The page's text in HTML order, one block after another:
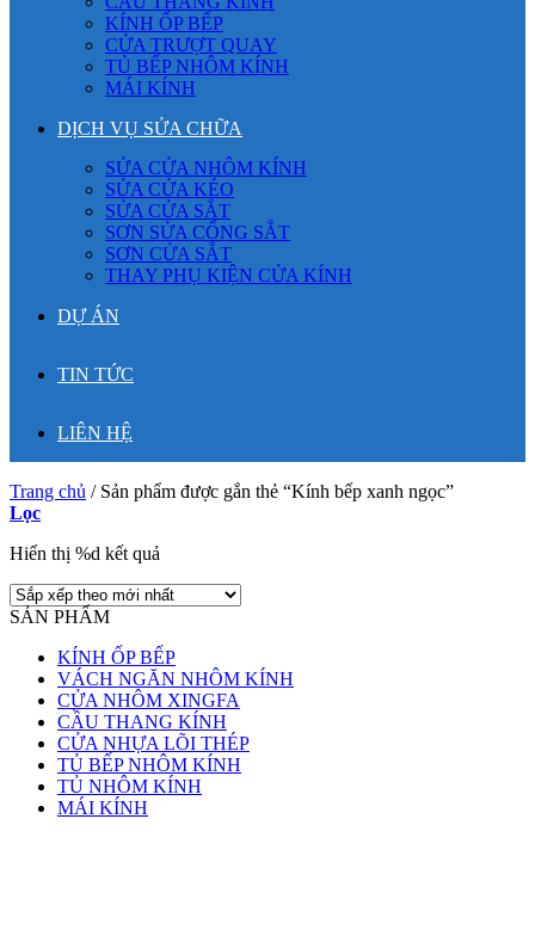
KÍNH ỐP BẾP
CỬA TRƯỢT QUAY
TỦ BẾP NHÔM KÍNH
MÁI KÍNH
DỊCH VỤ SỬA CHỮA
SỬA CỬA NHÔM KÍNH
SỬA CỬA KÉO
SỬA CỬA SẮT
SƠN SỬA CỔNG SẮT
SƠN CỬA SẮT
THAY PHỤ KIỆN CỬA KÍNH
DỰ ÁN
TIN TỨC
LIÊN HỆ
Trang chủ /Sản phẩm được gắn thẻ “Kính bếp xanh ngọc”
Lọc
Hiển thị %d kết quả
SẢN PHẨM
KÍNH ỐP BẾP
VÁCH NGĂN NHÔM KÍNH
CỬA NHÔM XINGFA
CẦU THANG KÍNH
CỬA NHỰA LÕI THÉP
TỦ BẾP NHÔM KÍNH
TỦ NHÔM KÍNH
MÁI KÍNH